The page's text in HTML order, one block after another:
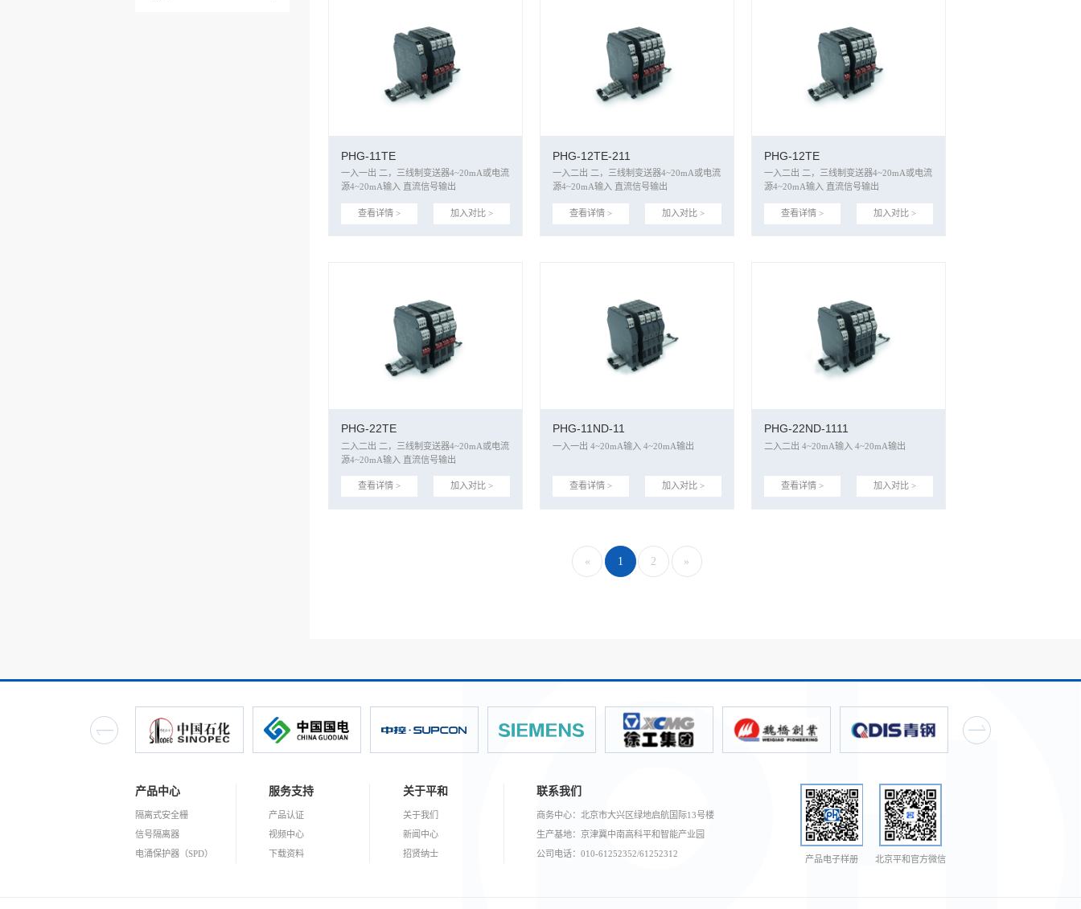
PHG-11TE
一入一出 二，三线制变送器4~20mA或电流
源4~20mA输入 直流信号输出
查看详情 > 加入对比 >
PHG-12TE-211
一入二出 二，三线制变送器4~20mA或电流
源4~20mA输入 直流信号输出
查看详情 > 加入对比 >
PHG-12TE
一入二出 二，三线制变送器4~20mA或电流
源4~20mA输入 直流信号输出
查看详情 > 加入对比 >
PHG-22TE
二入二出 二，三线制变送器4~20mA或电流
源4~20mA输入 直流信号输出
查看详情 > 加入对比 >
PHG-11ND-11
一入一出 4~20mA输入 4~20mA输出
查看详情 > 加入对比 >
PHG-22ND-1111
二入二出 4~20mA输入 4~20mA输出
查看详情 > 加入对比 >
« 1 2 »
产品中心
隔离式安全栅
信号隔离器
电涌保护器（SPD）
服务支持
产品认证
视频中心
下载资料
关于平和
关于我们
新闻中心
招贤纳士
联系我们
商务中心：北京市大兴区绿地启航国际13号楼
生产基地：京津冀中南高科平和智能产业园
公司电话：010-61252352/61252312
产品电子样册 北京平和官方微信